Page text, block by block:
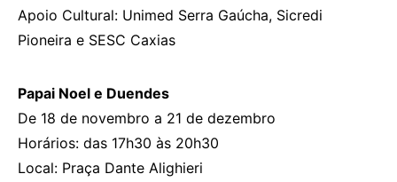
Apoio Cultural: Unimed Serra Gaúcha, Sicredi
Pioneira e SESC Caxias
Papai Noel e Duendes
De 18 de novembro a 21 de dezembro
Horários: das 17h30 às 20h30
Local: Praça Dante Alighieri